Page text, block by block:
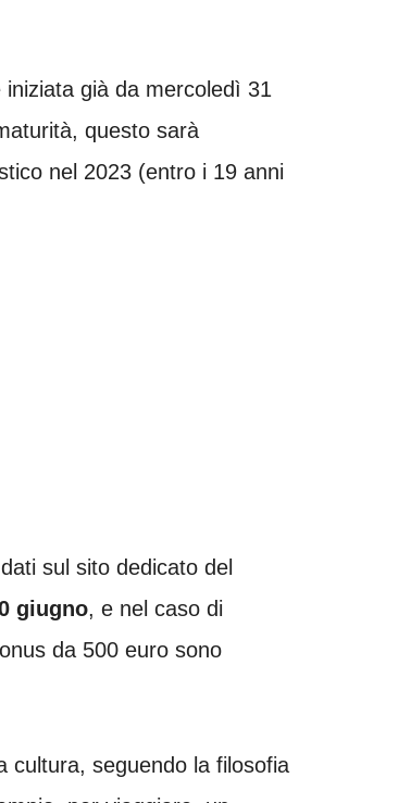
già da mercoledì 31
questo sarà
nel 2023 (entro i 19 anni
sul sito dedicato del
giugno, e nel caso di
da 500 euro sono
cultura, seguendo la filosofia